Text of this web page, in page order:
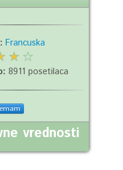
Francuska
8911 posetilaca
vrednosti